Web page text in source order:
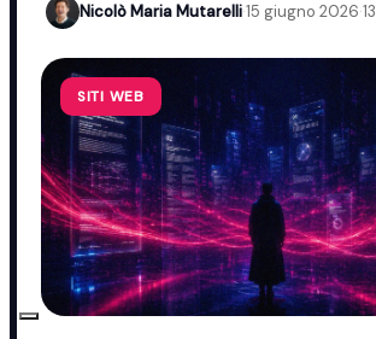
Nicolò Maria Mutarelli·15 giugno 2026·
SITI WEB